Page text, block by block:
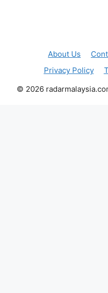
About Us
Privacy Policy
© 2026